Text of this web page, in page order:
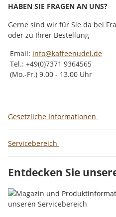
HABEN SIE FRAGEN AN UNS?
Gerne sind wir für Sie da bei
oder zu Ihrer Bestellung
Email: info@kaffeenudel.de
Tel.: +49(0)7371 9364565
(Mo.-Fr.) 9.00 - 13.00 Uhr
Gesetzliche Informationen
Servicebereich
Entdecken Sie